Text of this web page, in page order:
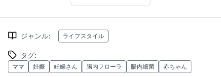
ジャンル: ライフスタイル
タグ:
ママ 妊娠 妊婦さん 腸内フローラ 腸内細菌 赤ちゃん